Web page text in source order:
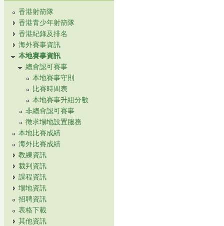
香港射箭隊
香港青少年射箭隊
香港紀錄及排名
海外賽事資訊
本地賽事資訊
總會認可賽事
本地賽事守則
比賽時間表
本地賽事升組分數
非總會認可賽事
徵求場地設置服務
本地比賽成績
海外比賽成績
教練資訊
裁判資訊
課程資訊
場地資訊
招聘資訊
表格下載
其他資訊